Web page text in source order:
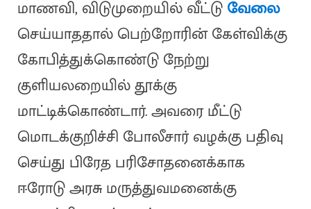
மாணவி, விடுமுறையில் வீட்டுவேலை
செய்யாததால் பெற்றோரின் கேள்விக்கு
கோபித்துக்கொண்டு நேற்று
குளியலறையில் தூக்கு
மாட்டிக்கொண்டார். அவரை மீட்டு
மொடக்குறிச்சி போலீசார் வழக்கு பதிவு
செய்து பிரேத பரிசோதனைக்காக
ஈரோடு அரசு மருத்துவமனைக்கு